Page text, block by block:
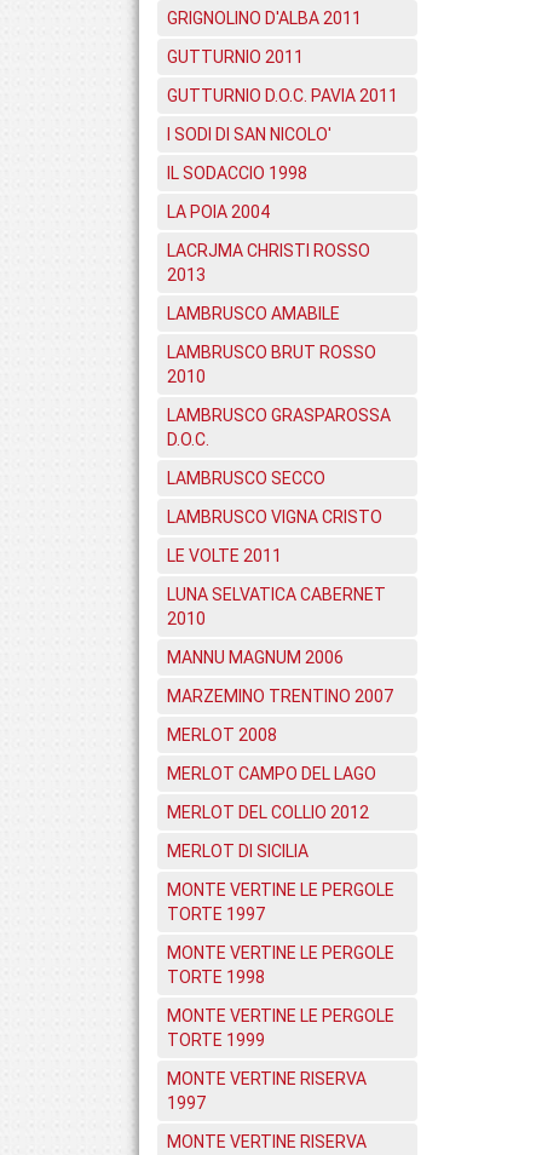
GRIGNOLINO D'ALBA 2011
GUTTURNIO 2011
GUTTURNIO D.O.C. PAVIA 2011
I SODI DI SAN NICOLO'
IL SODACCIO 1998
LA POIA 2004
LACRJMA CHRISTI ROSSO
2013
LAMBRUSCO AMABILE
LAMBRUSCO BRUT ROSSO
2010
LAMBRUSCO GRASPAROSSA
D.O.C.
LAMBRUSCO SECCO
LAMBRUSCO VIGNA CRISTO
LE VOLTE 2011
LUNA SELVATICA CABERNET
2010
MANNU MAGNUM 2006
MARZEMINO TRENTINO 2007
MERLOT 2008
MERLOT CAMPO DEL LAGO
MERLOT DEL COLLIO 2012
MERLOT DI SICILIA
MONTE VERTINE LE PERGOLE
TORTE 1997
MONTE VERTINE LE PERGOLE
TORTE 1998
MONTE VERTINE LE PERGOLE
TORTE 1999
MONTE VERTINE RISERVA
1997
MONTE VERTINE RISERVA